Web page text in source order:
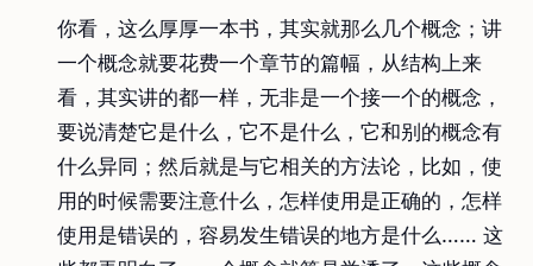
你看，这么厚厚一本书，其实就那么几个概念；讲
一个概念就要花费一个章节的篇幅，从结构上来
看，其实讲的都一样，无非是一个接一个的概念，
要说清楚它是什么，它不是什么，它和别的概念有
什么异同；然后就是与它相关的方法论，比如，使
用的时候需要注意什么，怎样使用是正确的，怎样
使用是错误的，容易发生错误的地方是什么…… 这